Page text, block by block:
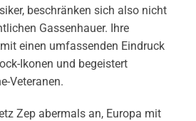
beschränken sich also nicht
Gassenhauer. Ihre
einen umfassenden Eindruck
Ikonen und begeistert
Veteranen.
Zep abermals an, Europa mit